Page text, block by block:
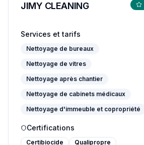
JIMY CLEANING
Services et tarifs
Nettoyage de bureaux
Nettoyage de vitres
Nettoyage après chantier
Nettoyage de cabinets médicaux
Nettoyage d'immeuble et copropriété
Certifications
Certibiocide Qualipropre